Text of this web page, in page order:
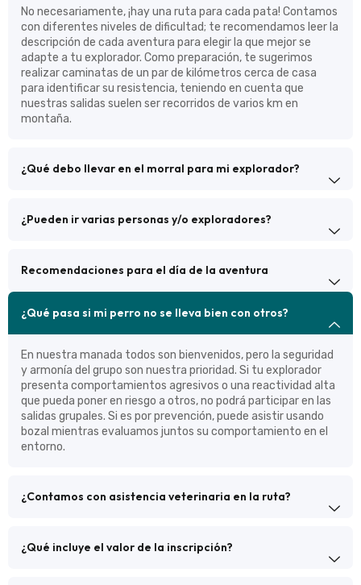
No necesariamente, ¡hay una ruta para cada pata! Contamos
con diferentes niveles de dificultad; te recomendamos leer la
descripción de cada aventura para elegir la que mejor se
adapte a tu explorador. Como preparación, te sugerimos
realizar caminatas de un par de kilómetros cerca de casa
para identificar su resistencia, teniendo en cuenta que
nuestras salidas suelen ser recorridos de varios km en
montaña.
¿Qué debo llevar en el morral para mi explorador?
¿Pueden ir varias personas y/o exploradores?
Recomendaciones para el día de la aventura
¿Qué pasa si mi perro no se lleva bien con otros?
En nuestra manada todos son bienvenidos, pero la seguridad
y armonía del grupo son nuestra prioridad. Si tu explorador
presenta comportamientos agresivos o una reactividad alta
que pueda poner en riesgo a otros, no podrá participar en las
salidas grupales. Si es por prevención, puede asistir usando
bozal mientras evaluamos juntos su comportamiento en el
entorno.
¿Contamos con asistencia veterinaria en la ruta?
¿Qué incluye el valor de la inscripción?